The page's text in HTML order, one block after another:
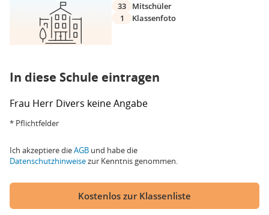
33
Mitschüler
1
Klassenfoto
In diese Schule eintragen
Frau Herr Divers keine Angabe
* Pflichtfelder
Ich akzeptiere dieAGB und habe die
Datenschutzhinweisezur Kenntnis genommen.
Kostenlos zur Klassenliste